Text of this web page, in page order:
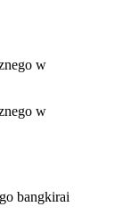
bangkirai